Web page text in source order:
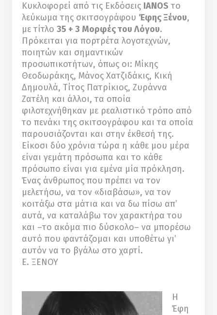
Κυκλοφορεί από τις Εκδόσεις IANOS το
λεύκωμα της σκιτσογράφου Έφης Ξένου,
με τίτλο 35 + 3 Μορφές του Λόγου.
Πρόκειται για πορτρέτα λογοτεχνών,
ποιητών και σημαντικών
προσωπικοτήτων, όπως οι: Μίκης
Θεοδωράκης, Μάνος Χατζιδάκις, Κική
Δημουλά, Τίτος Πατρίκιος, Ζυράννα
Ζατέλη και άλλοι, τα οποία
φιλοτεχνήθηκαν με ρεαλιστικό τρόπο από
το πενάκι της σκιτσογράφου και τα οποία
παρουσιάζονται και στην έκθεσή της.
Είκοσι δύο χρόνια τώρα η κάθε μου μέρα
είναι γεμάτη πρόσωπα και το κάθε
πρόσωπο είναι για εμένα μία πρόκληση.
Ένας άνθρωπος που πρέπει να τον
μελετήσω, να τον «διαβάσω», να τον
κοιτάξω στα μάτια και να δω πίσω απ’
αυτά, να καταλάβω τον χαρακτήρα του
και –το ακόμα πιο δύσκολο– να μπορέσω
αυτό που φαντάζομαι και υποθέτω γι’
αυτόν να το βγάλω στο χαρτί.
Ε. ΞΕΝΟΥ
Η
Έφη